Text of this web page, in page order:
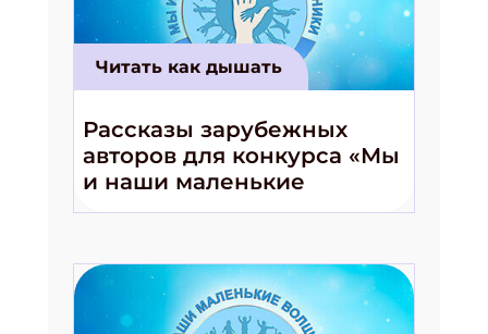
Читать как дышать
Рассказы зарубежных
авторов для конкурса «Мы
и наши маленькие
волшебники!»